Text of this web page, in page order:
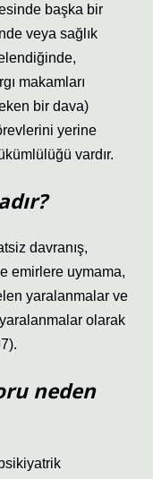
başka bir
veya sağlık
makamları
bir dava)
yerine
vardır.
davranış,
emirlere uymama,
yaralanmalar ve
olarak
neden